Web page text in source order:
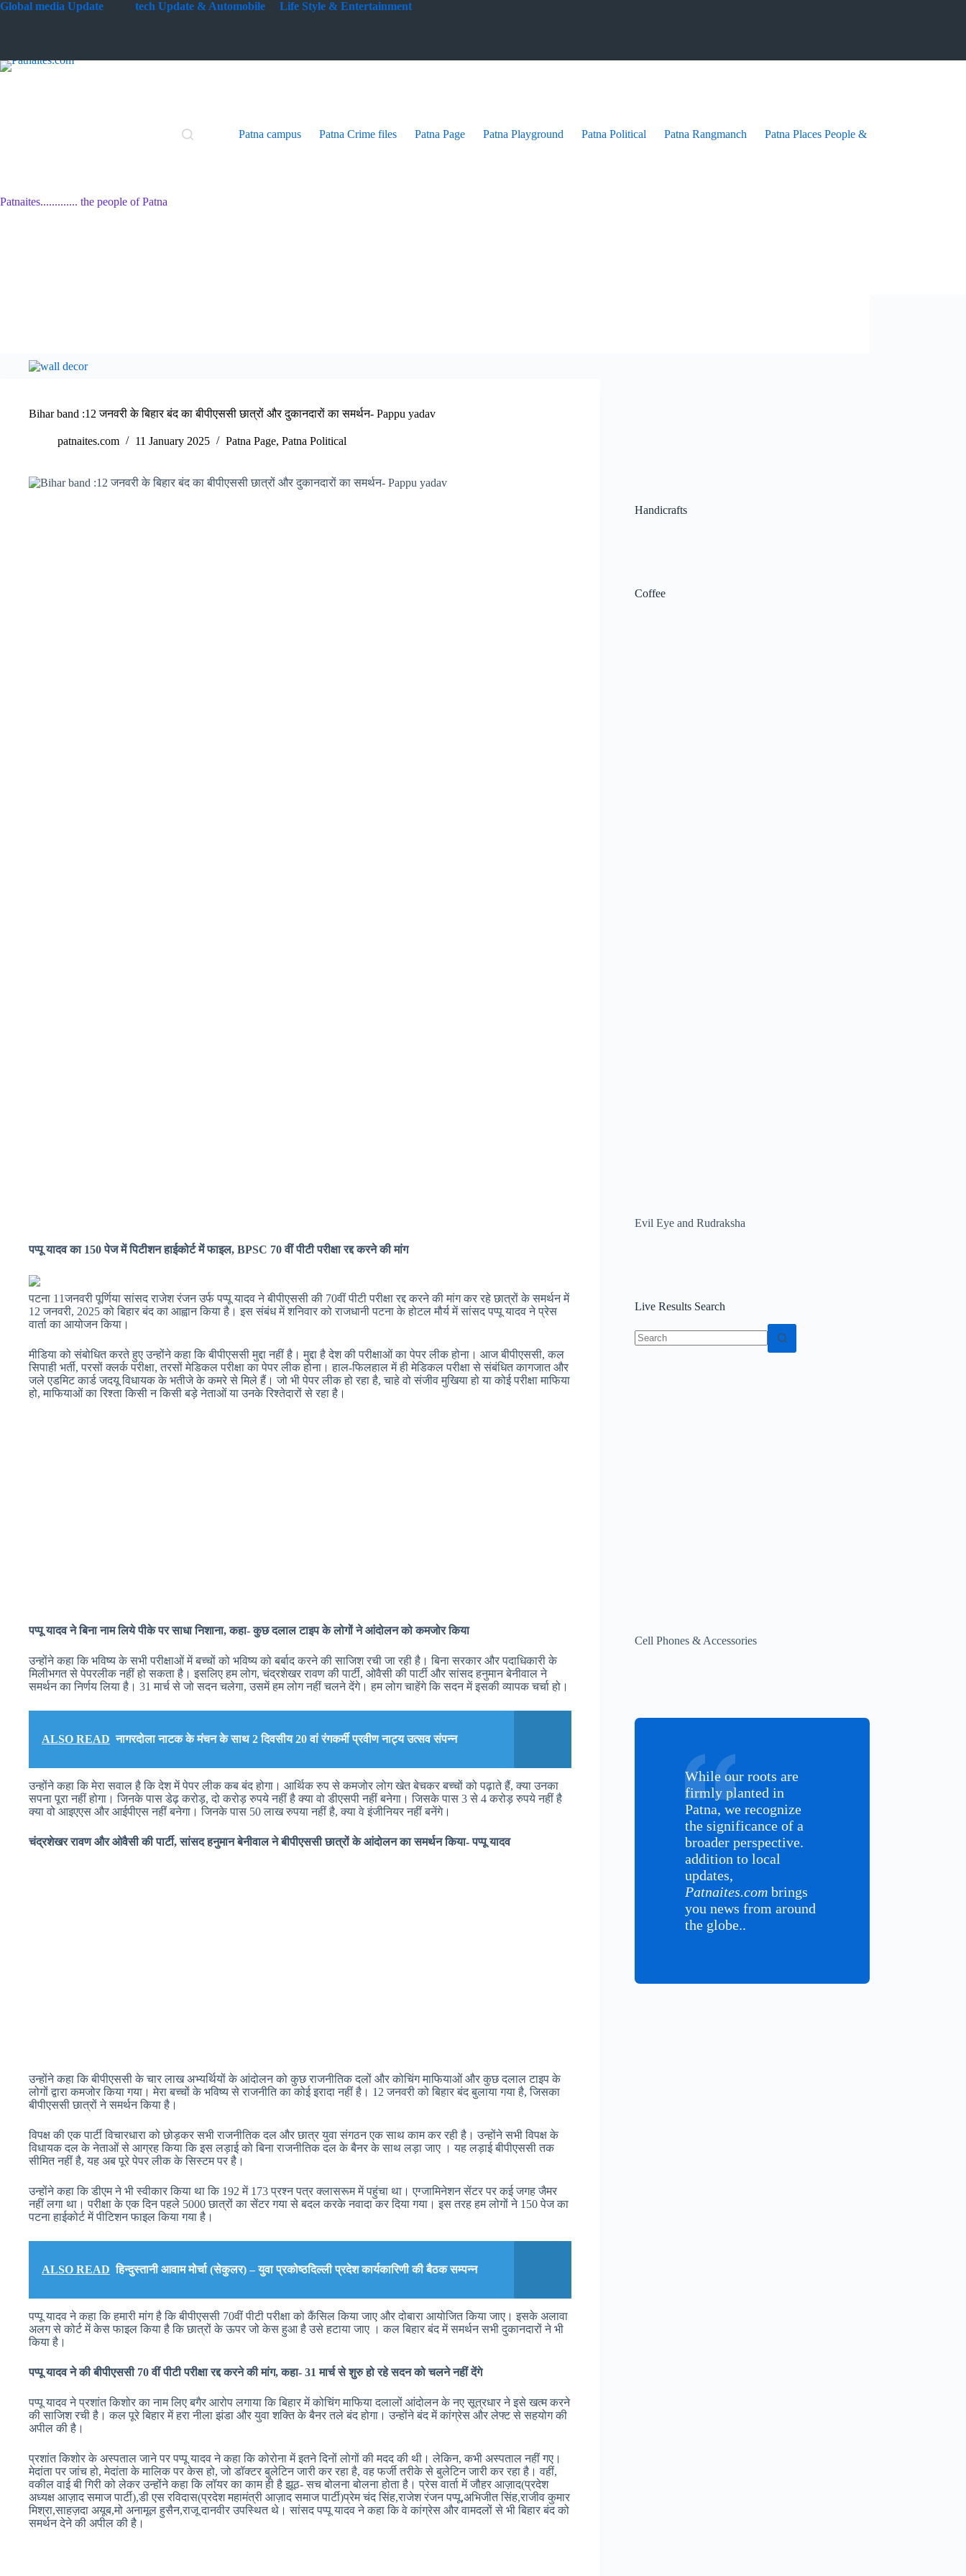
Skip
Global media Update tech Update & Automobile Life Style & Entertainment
Patnaites............. the people of Patna
Patna campus Patna Crime files Patna Page Patna Playground Patna Political Patna Rangmanch Patna Places People & festives
Bihar band :12 जनवरी के बिहार बंद का बीपीएससी छात्रों और दुकानदारों का समर्थन- Pappu yadav
patnaites.com 11 January 2025 Patna Page, Patna Political
पप्पू यादव का 150 पेज में पिटीशन हाईकोर्ट में फाइल, BPSC 70 वीं पीटी परीक्षा रद्द करने की मांग
पटना 11जनवरी पूर्णिया सांसद राजेश रंजन उर्फ पप्पू यादव ने बीपीएससी की 70वीं पीटी परीक्षा रद्द करने की मांग कर रहे छात्रों के समर्थन में
12 जनवरी, 2025 को बिहार बंद का आह्वान किया है। इस संबंध में शनिवार को राजधानी पटना के होटल मौर्य में सांसद पप्पू यादव ने प्रेस
वार्ता का आयोजन किया।
मीडिया को संबोधित करते हुए उन्होंने कहा कि बीपीएससी मुद्दा नहीं है। मुद्दा है देश की परीक्षाओं का पेपर लीक होना। आज बीपीएससी, कल
सिपाही भर्ती, परसों क्लर्क परीक्षा, तरसों मेडिकल परीक्षा का पेपर लीक होना। हाल-फिलहाल में ही मेडिकल परीक्षा से संबंधित कागजात और
जले एडमिट कार्ड जदयू विधायक के भतीजे के कमरे से मिले हैं। जो भी पेपर लीक हो रहा है, चाहे वो संजीव मुखिया हो या कोई परीक्षा माफिया
हो, माफियाओं का रिश्ता किसी न किसी बड़े नेताओं या उनके रिश्तेदारों से रहा है।
पप्पू यादव ने बिना नाम लिये पीके पर साधा निशाना, कहा- कुछ दलाल टाइप के लोगों ने आंदोलन को कमजोर किया
उन्होंने कहा कि भविष्य के सभी परीक्षाओं में बच्चों को भविष्य को बर्बाद करने की साजिश रची जा रही है। बिना सरकार और पदाधिकारी के
मिलीभगत से पेपरलीक नहीं हो सकता है। इसलिए हम लोग, चंद्रशेखर रावण की पार्टी, ओवैसी की पार्टी और सांसद हनुमान बेनीवाल ने
समर्थन का निर्णय लिया है। 31 मार्च से जो सदन चलेगा, उसमें हम लोग नहीं चलने देंगे। हम लोग चाहेंगे कि सदन में इसकी व्यापक चर्चा हो।
ALSO READ नागरदोला नाटक के मंचन के साथ 2 दिवसीय 20 वां रंगकर्मी प्रवीण नाट्य उत्सव संपन्न
उन्होंने कहा कि मेरा सवाल है कि देश में पेपर लीक कब बंद होगा। आर्थिक रुप से कमजोर लोग खेत बेचकर बच्चों को पढ़ाते हैं, क्या उनका
सपना पूरा नहीं होगा। जिनके पास डेढ़ करोड़, दो करोड़ रुपये नहीं है क्या वो डीएसपी नहीं बनेगा। जिसके पास 3 से 4 करोड़ रुपये नहीं है
क्या वो आइएएस और आईपीएस नहीं बनेगा। जिनके पास 50 लाख रुपया नहीं है, क्या वे इंजीनियर नहीं बनेंगे।
चंद्रशेखर रावण और ओवैसी की पार्टी, सांसद हनुमान बेनीवाल ने बीपीएससी छात्रों के आंदोलन का समर्थन किया- पप्पू यादव
उन्होंने कहा कि बीपीएससी के चार लाख अभ्यर्थियों के आंदोलन को कुछ राजनीतिक दलों और कोचिंग माफियाओं और कुछ दलाल टाइप के
लोगों द्वारा कमजोर किया गया। मेरा बच्चों के भविष्य से राजनीति का कोई इरादा नहीं है। 12 जनवरी को बिहार बंद बुलाया गया है, जिसका
बीपीएससी छात्रों ने समर्थन किया है।
विपक्ष की एक पार्टी विचारधारा को छोड़कर सभी राजनीतिक दल और छात्र युवा संगठन एक साथ काम कर रही है। उन्होंने सभी विपक्ष के
विधायक दल के नेताओं से आग्रह किया कि इस लड़ाई को बिना राजनीतिक दल के बैनर के साथ लड़ा जाए । यह लड़ाई बीपीएससी तक
सीमित नहीं है, यह अब पूरे पेपर लीक के सिस्टम पर है।
उन्होंने कहा कि डीएम ने भी स्वीकार किया था कि 192 में 173 प्रश्न पत्र क्लासरूम में पहुंचा था। एग्जामिनेशन सेंटर पर कई जगह जैमर
नहीं लगा था। परीक्षा के एक दिन पहले 5000 छात्रों का सेंटर गया से बदल करके नवादा कर दिया गया। इस तरह हम लोगों ने 150 पेज का
पटना हाईकोर्ट में पीटिशन फाइल किया गया है।
ALSO READ हिन्दुस्तानी आवाम मोर्चा (सेकुलर) – युवा प्रकोष्ठदिल्ली प्रदेश कार्यकारिणी की बैठक सम्पन्न
पप्पू यादव ने कहा कि हमारी मांग है कि बीपीएससी 70वीं पीटी परीक्षा को कैंसिल किया जाए और दोबारा आयोजित किया जाए। इसके अलावा
अलग से कोर्ट में केस फाइल किया है कि छात्रों के ऊपर जो केस हुआ है उसे हटाया जाए । कल बिहार बंद में समर्थन सभी दुकानदारों ने भी
किया है।
पप्पू यादव ने की बीपीएससी 70 वीं पीटी परीक्षा रद्द करने की मांग, कहा- 31 मार्च से शुरु हो रहे सदन को चलने नहीं देंगे
पप्पू यादव ने प्रशांत किशोर का नाम लिए बगैर आरोप लगाया कि बिहार में कोचिंग माफिया दलालों आंदोलन के नए सूत्रधार ने इसे खत्म करने
की साजिश रची है। कल पूरे बिहार में हरा नीला झंडा और युवा शक्ति के बैनर तले बंद होगा। उन्होंने बंद में कांग्रेस और लेफ्ट से सहयोग की
अपील की है।
प्रशांत किशोर के अस्पताल जाने पर पप्पू यादव ने कहा कि कोरोना में इतने दिनों लोगों की मदद की थी। लेकिन, कभी अस्पताल नहीं गए।
मेदांता पर जांच हो, मेदांता के मालिक पर केस हो, जो डॉक्टर बुलेटिन जारी कर रहा है, वह फर्जी तरीके से बुलेटिन जारी कर रहा है। वहीं,
वकील वाई बी गिरी को लेकर उन्होंने कहा कि लॉयर का काम ही है झूठ- सच बोलना बोलना होता है। प्रेस वार्ता में जौहर आज़ाद(प्रदेश
अध्यक्ष आज़ाद समाज पार्टी),डी एस रविदास(प्रदेश महामंत्री आज़ाद समाज पार्टी)प्रेम चंद सिंह,राजेश रंजन पप्पू,अभिजीत सिंह,राजीव कुमार
मिश्रा,साहज़दा अयूब,मो अनामूल हुसैन,राजू दानवीर उपस्थित थे। सांसद पप्पू यादव ने कहा कि वे कांग्रेस और वामदलों से भी बिहार बंद को
समर्थन देने की अपील की है।
Handicrafts
Coffee
Evil Eye and Rudraksha
Live Results Search
Cell Phones & Accessories
While our roots are
firmly planted in
Patna, we recognize
the significance of a
broader perspective.
addition to local
updates,
Patnaites.com brings
you news from around
the globe..